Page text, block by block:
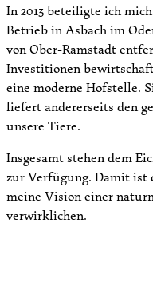
In 2013 beteiligte ich
Betrieb in Asbach im
von Ober-Ramstadt
Investitionen
eine moderne Hofstelle.
liefert andererseits den
unsere Tiere.
Insgesamt stehen dem
zur Verfügung. Damit ist
meine Vision einer
verwirklichen.